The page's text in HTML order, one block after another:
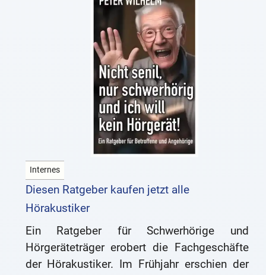
Internes
Diesen Ratgeber kaufen jetzt alle
Hörakustiker
Ein Ratgeber für Schwerhörige und
Hörgeräteträger erobert die Fachgeschäfte
der Hörakustiker. Im Frühjahr erschien der